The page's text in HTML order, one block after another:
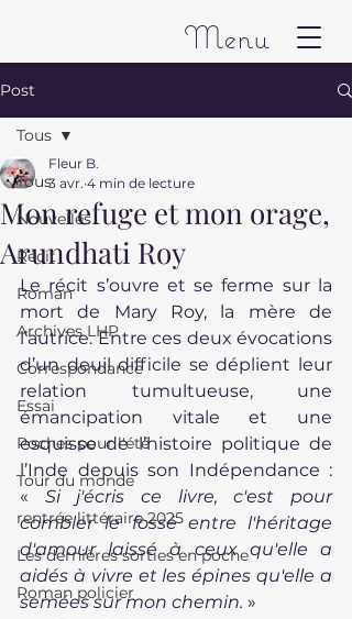
Menu
Post
Tous
Nouvelles
Récit
Roman
Archives LHP
Correspondance
Essai
Poches pour l'été
Tour du monde
rentrée littéraire 2025
Les dernières sorties en poche
Roman policier
Tous
Mon refuge et mon orage,
Arundhati Roy
Fleur B.
3 avr. 4 min de lecture
Le récit s’ouvre et se ferme sur la
mort de Mary Roy, la mère de
l’autrice. Entre ces deux évocations
d’un deuil difficile se déplient leur
relation tumultueuse, une
émancipation vitale et une
esquisse de l’histoire politique de
l’Inde depuis son Indépendance :
« Si j'écris ce livre, c'est pour
combler le fossé entre l'héritage
d'amour laissé à ceux qu'elle a
aidés à vivre et les épines qu'elle a
semées sur mon chemin. »